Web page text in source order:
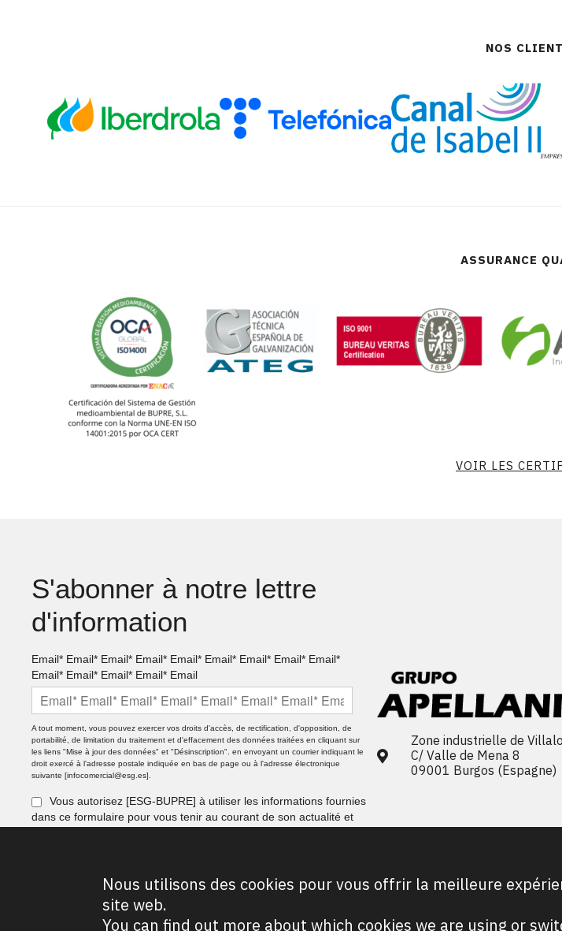
NOS
ASSURANCE
VOIR LES
S'abonner à notre lettre
d'information
Email* Email* Email* Email* Email* Email* Email* Email* Email*
Email* Email* Email* Email* Email
A tout moment, vous pouvez exercer vos droits d'accès, de rectification, d'opposition, de
portabilité, de limitation du traitement et d'effacement des données traitées en cliquant sur
les liens "Mise à jour des données" et "Désinscription". en envoyant un courrier indiquant le
droit exercé à l'adresse postale indiquée en bas de page ou à l'adresse électronique
suivante [infocomercial@esg.es].
Vous autorisez [ESG-BUPRE] à utiliser les informations fournies
dans ce formulaire pour vous tenir au courant de son actualité et
Zone industrielle de
C/ Valle de Mena 8
09001 Burgos (Espagne)
Nous utilisons des cookies pour vous offrir la meilleure
site web.
You can find out more about which cookies we are using or